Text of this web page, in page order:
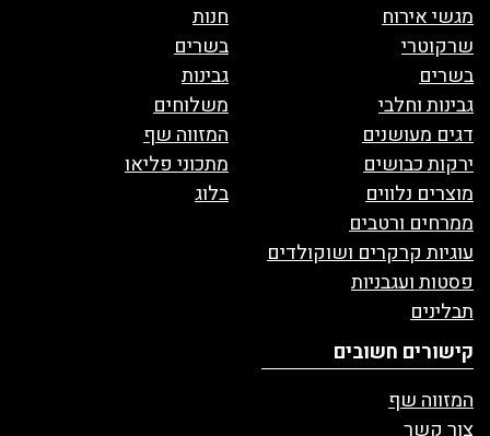
מגשי אירוח
שרקוטרי
בשרים
גבינות וחלבי
דגים מעושנים
ירקות כבושים
מוצרים נלווים
ממרחים ורטבים
עוגיות קרקרים ושוקולדים
פסטות ועגבניות
תבלינים
חנות
בשרים
גבינות
משלוחים
המזווה שף
מתכוני פליאו
בלוג
קישורים חשובים
המזווה שף
צור קשר